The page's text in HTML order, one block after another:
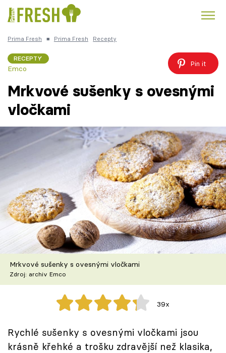
Česká kuchyně
Témata
Recepty
Články
TV Program
Škola vaření
Recepty z TV
Speciál: Cuketa
Těhotnej kuchař
Sledujte prima+
Prima Fresh ■ Prima Fresh Recepty
RECEPTY
Emco
Pin it
Mrkvové sušenky s ovesnými
vločkami
Mrkvové sušenky s ovesnými vločkami
Zdroj: archiv Emco
39x
Rychlé sušenky s ovesnými vločkami jsou
krásně křehké a trošku zdravější než klasika,